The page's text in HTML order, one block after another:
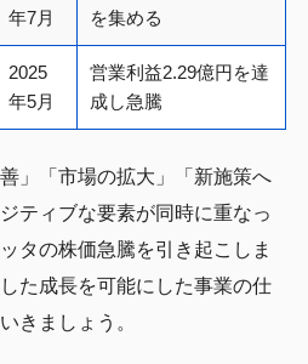
年7月 を集める
2025
年5月
営業利益2.29億円を達
成し急騰
」「市場の拡大」「新施策へ
ティブな要素が同時に重なっ
タの株価急騰を引き起こしま
た成長を可能にした事業の仕
きましょう。